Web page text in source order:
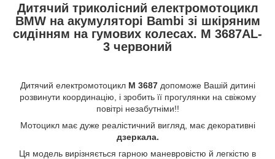
Дитячий триколісний електромотоцикл
BMW на акумуляторі Bambi зі шкіряним
сидінням на гумових колесах. M 3687AL-
3 червоний
Дитячий електромотоцикл M 3687допоможе Вашій дитині
розвинути координацію, і зробить її прогулянки на свіжому
повітрі незабутніми!!
Мотоцикл має дуже реалістичний вигляд, має декоративні
дзеркала.
Ця модель вирізняється гарною маневровістю й легкістю в